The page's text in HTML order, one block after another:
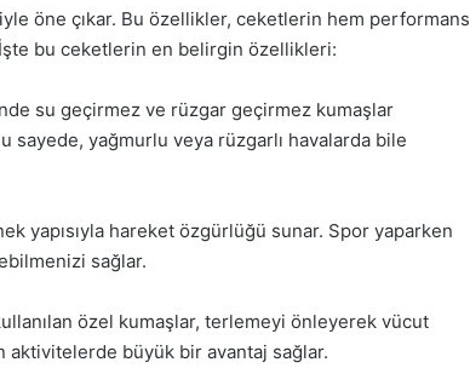
öne çıkar. Bu özellikler, ceketlerin hem performans
İşte bu ceketlerin en belirgin özellikleri:
su geçirmez ve rüzgar geçirmez kumaşlar
sayede, yağmurlu veya rüzgarlı havalarda bile
yapısıyla hareket özgürlüğü sunar. Spor yaparken
sağlar.
özel kumaşlar, terlemeyi önleyerek vücut
aktivitelerde büyük bir avantaj sağlar.